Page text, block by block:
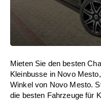
Mieten Sie den besten
Kleinbusse in Novo
Winkel von Novo Mesto.
die besten Fahrzeuge für